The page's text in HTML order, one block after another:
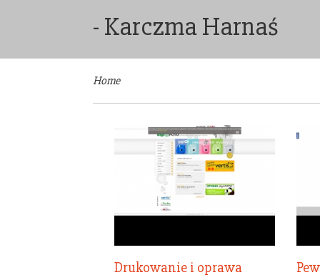
- Karczma Harnaś
Home
Drukowanie i oprawa